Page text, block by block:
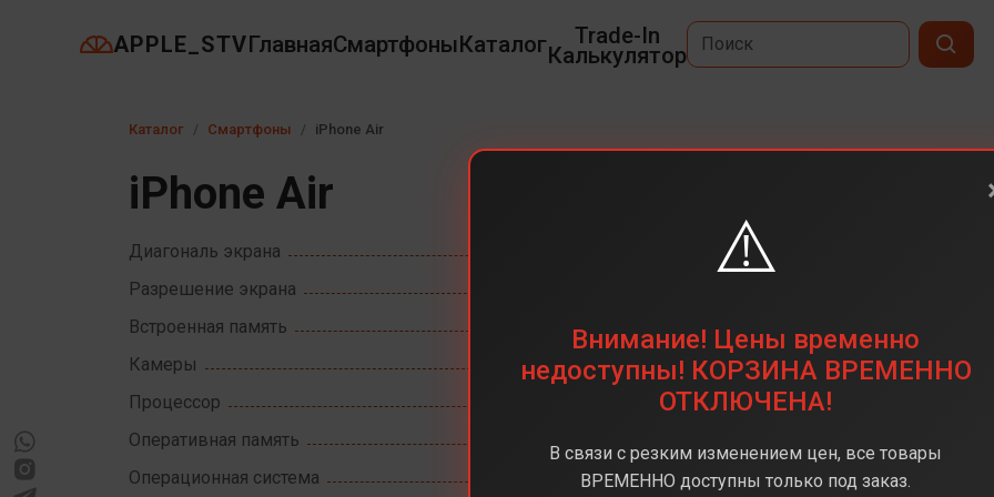
APPLE_STVГлавнаяСмартфоныКаталог Trade-In
Калькулятор
Каталог Смартфоны iPhone Air
iPhone Air
Диагональ экрана
Разрешение экрана
Встроенная память
Камеры
48 мп
Процессор
Apple A19 Pro
Оперативная память
Операционная система
iOS 26
⚠️
Внимание! Цены временно
недоступны! КОРЗИНА ВРЕМЕННО
ОТКЛЮЧЕНА!
В связи с резким изменением цен, все товары
ВРЕМЕННО доступны только под заказ.